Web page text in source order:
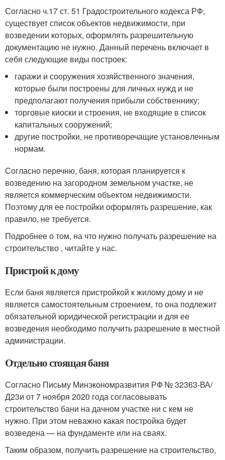
Согласно ч.17 ст. 51 Градостроительного кодекса РФ,
существует список объектов недвижимости, при
возведении которых, оформлять разрешительную
документацию не нужно. Данный перечень включает в
себя следующие виды построек:
гаражи и сооружения хозяйственного значения,
которые были построены для личных нужд и не
предполагают получения прибыли собственнику;
торговые киоски и строения, не входящие в список
капитальных сооружений;
другие постройки, не противоречащие установленным
нормам.
Согласно перечню, баня, которая планируется к
возведению на загородном земельном участке, не
является коммерческим объектом недвижимости.
Поэтому для ее постройки оформлять разрешение, как
правило, не требуется.
Подробнее о том, на что нужно получать разрешение на
строительство , читайте у нас.
Пристрой к дому
Если баня является пристройкой к жилому дому и не
является самостоятельным строением, то она подлежит
обязательной юридической регистрации и для ее
возведения необходимо получить разрешение в местной
администрации.
Отдельно стоящая баня
Согласно Письму Минэкономразвития РФ № 32363-ВА/
Д23и от 7 ноября 2020 года согласовывать
строительство бани на дачном участке ни с кем не
нужно. При этом неважно какая постройка будет
возведена — на фундаменте или на сваях.
Таким образом, получить разрешение на строительство,